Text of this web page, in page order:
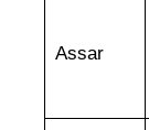
Assar